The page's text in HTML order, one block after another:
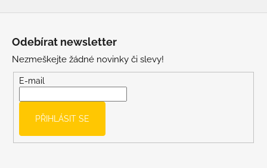
Odebírat newsletter
Nezmeškejte žádné novinky či slevy!
E-mail
PŘIHLÁSIT SE